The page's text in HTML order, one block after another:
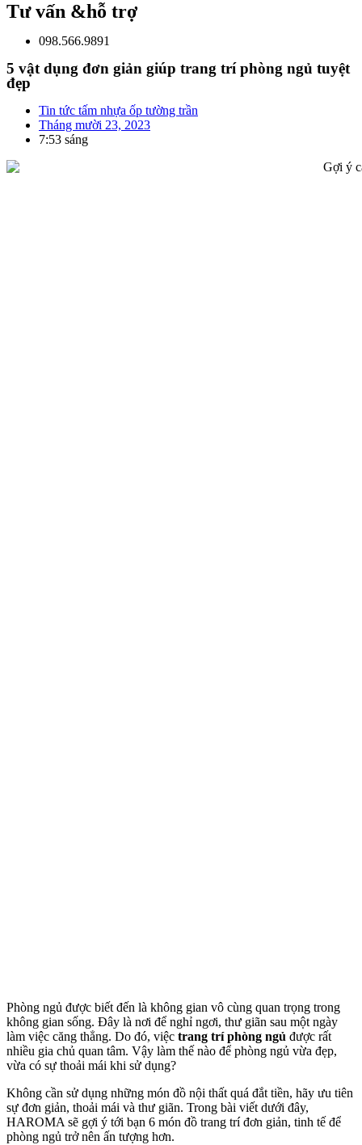
Tư vấn &hỗ trợ
098.566.9891
5 vật dụng đơn giản giúp trang trí phòng ngủ tuyệt
đẹp
Tin tức tấm nhựa ốp tường trần
Tháng mười 23, 2023
7:53 sáng
Phòng ngủ được biết đến là không gian vô cùng quan trọng trong
không gian sống. Đây là nơi để nghỉ ngơi, thư giãn sau một ngày
làm việc căng thẳng. Do đó, việc trang trí phòng ngủ được rất
nhiều gia chủ quan tâm. Vậy làm thế nào để phòng ngủ vừa đẹp,
vừa có sự thoải mái khi sử dụng?
Không cần sử dụng những món đồ nội thất quá đắt tiền, hãy ưu tiên
sự đơn giản, thoải mái và thư giãn. Trong bài viết dưới đây,
HAROMA sẽ gợi ý tới bạn 6 món đồ trang trí đơn giản, tinh tế để
phòng ngủ trở nên ấn tượng hơn.